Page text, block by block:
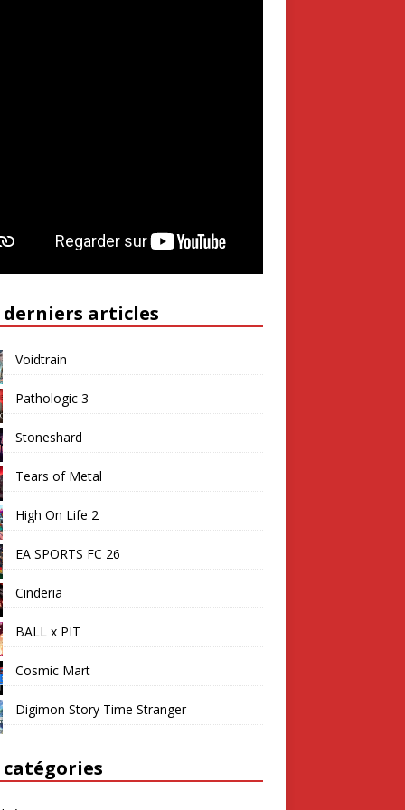
derniers articles
Voidtrain
Pathologic 3
Stoneshard
Tears of Metal
High On Life 2
EA SPORTS FC 26
Cinderia
BALL x PIT
Cosmic Mart
Digimon Story Time Stranger
catégories